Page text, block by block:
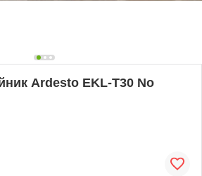
Ardesto EKL-T30 No